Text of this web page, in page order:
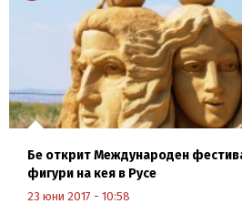
Бе открит Международен
фигури на кея в Русе
23 юни 2017 - 10:58